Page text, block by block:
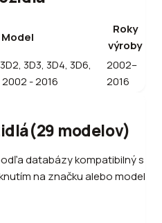
Model
Roky
výroby
3D3, 3D4, 3D6,
2002 - 2016
2002–
2016
(29 modelov)
databázy kompatibilný s
na značku alebo model